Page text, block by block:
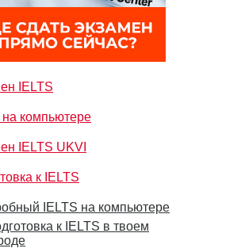
IELTS
на компьютере
IELTS UKVI
к IELTS
IELTS на компьютере
к IELTS в твоем